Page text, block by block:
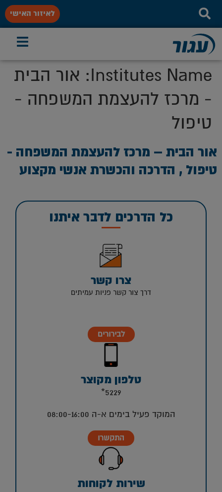
לאיזור האישי
Institutes Name:
אור הבית
- מרכז להעצמת המשפחה -
טיפול
אור הבית – מרכז להעצמת המשפחה -
טיפול , הדרכה והכשרת אנשי מקצוע
כל הדרכים לדבר איתנו
צרו קשר
דרך צור קשר פניות עמיתים
לבירורים
טלפון מקוצר
5229*
המוקד פעיל בימים א-ה 08:00-16:00
התקשרו
שירות לקוחות